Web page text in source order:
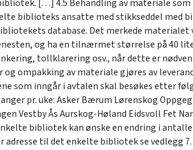
[…] 4.5 Behandling av materiale
biblioteks ansatte med stikkseddel med
database. Det merkede
og ha en tilnærmet størrelse på 40
tollklarering osv., når dette er
ompakking av materiale gjøres av
som inngår i avtalen skal besøkes etter
pr. uke: Asker Bærum Lørenskog
Vestby Ås Aurskog-Høland Eidsvoll Fet
bibliotek kan ønske en endring i
til det enkelte bibliotek se vedlegg